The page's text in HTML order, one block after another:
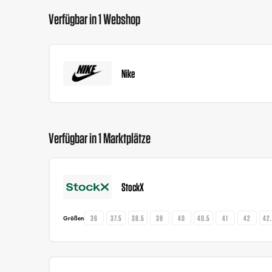
Verfügbar in 1 Webshop
Nike
Verfügbar in 1 Marktplätze
StockX
Größen 36 37.5 38.5 39 40 40.5 41 42